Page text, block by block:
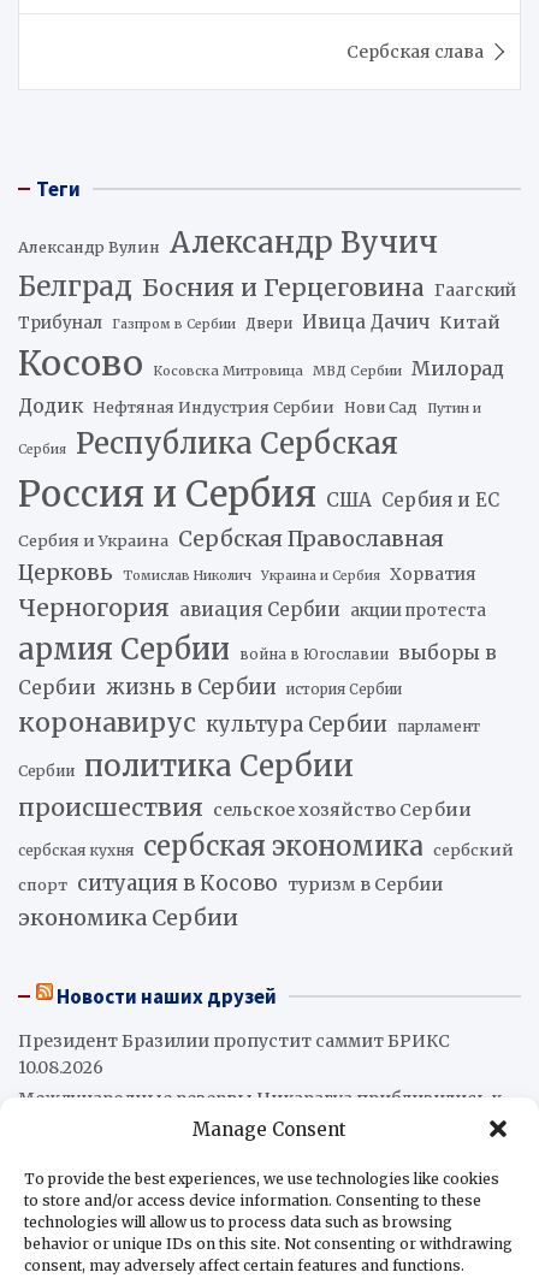
Manage Consent
To provide the best experiences, we use technologies like cookies
to store and/or access device information. Consenting to these
technologies will allow us to process data such as browsing
behavior or unique IDs on this site. Not consenting or withdrawing
consent, may adversely affect certain features and functions.
Сербская слава
Теги
Александр Вулин Александр Вучич
Белград Босния и Герцеговина Гаагский
Трибунал
Газпром в Сербии Двери Ивица Дачич Китай
Косово Косовска Митровица МВД Сербии
Милорад
Додик Нефтяная Индустрия Сербии Нови Сад Путин и
Сербия Республика Сербская
Россия и Сербия США Сербия и ЕС
Сербия и Украина Сербская Православная
Церковь
Томислав Николич Украина и Сербия Хорватия
Черногория авиация Сербии акции протеста
армия Сербии война в Югославии
выборы в
Сербии жизнь в Сербии история Сербии
коронавирус культура Сербии парламент
Сербии политика Сербии
происшествия сельское хозяйство Сербии
сербская кухня сербская экономика сербский
спорт ситуация в Косово туризм в Сербии
экономика Сербии
Новости наших друзей
Президент Бразилии пропустит саммит БРИКС
10.08.2026
Международные резервы Никарагуа приблизились к
10.08.2026
10.08.2026
На Кубе открывается главный литературный
праздник года 10.08.2026
В Аргентине продолжается падение продаж и